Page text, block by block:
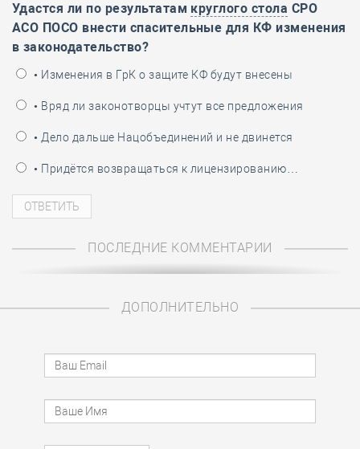
Удастся ли по результатам круглого стола СРО
АСО ПОСО внести спасительные для КФ изменения
в законодательство?
• Изменения в ГрК о защите КФ будут внесены
• Вряд ли законотворцы учтут все предложения
• Дело дальше Нацобъединений и не двинется
• Придётся возвращаться к лицензированию…
ПОСЛЕДНИЕ КОММЕНТАРИИ
ДОПОЛНИТЕЛЬНО